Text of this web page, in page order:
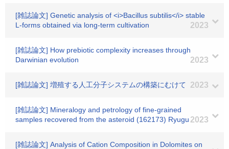
[雑誌論文] Genetic analysis of <i>Bacillus subtilis</i> stable
L-forms obtained via long-term cultivation
2023
[雑誌論文] How prebiotic complexity increases through
Darwinian evolution
2023
[雑誌論文] 増殖する人工分子システムの構築にむけて 2023
[雑誌論文] Mineralogy and petrology of fine‐grained
samples recovered from the asteroid (162173) Ryugu 2023
[雑誌論文] Analysis of Cation Composition in Dolomites on